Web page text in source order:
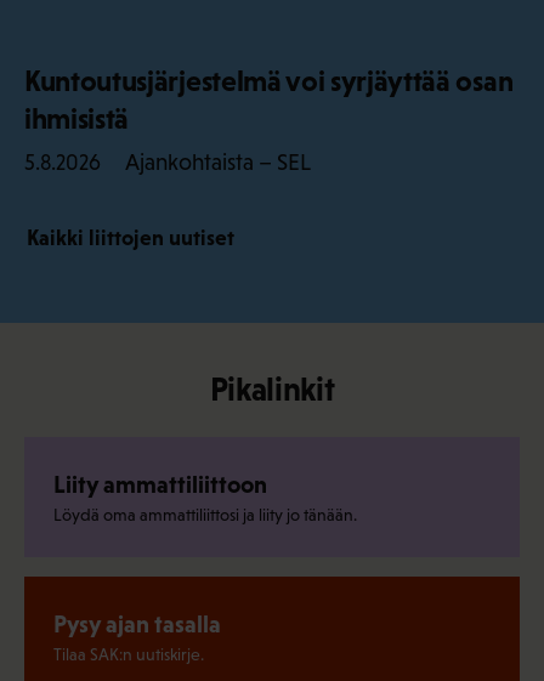
Kuntoutusjärjestelmä voi syrjäyttää osan
ihmisistä
5.8.2026 Ajankohtaista – SEL
Kaikki liittojen uutiset
Pikalinkit
Liity ammattiliittoon
Löydä oma ammattiliittosi ja liity jo tänään.
Pysy ajan tasalla
Tilaa SAK:n uutiskirje.